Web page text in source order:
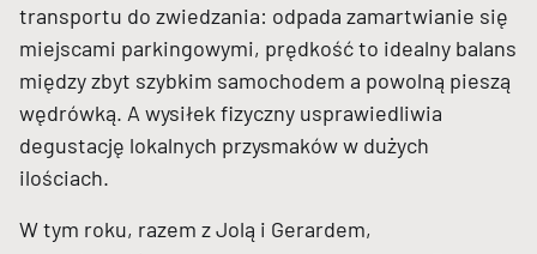
transportu do zwiedzania: odpada zamartwianie się
miejscami parkingowymi, prędkość to idealny balans
między zbyt szybkim samochodem a powolną pieszą
wędrówką. A wysiłek fizyczny usprawiedliwia
degustację lokalnych przysmaków w dużych
ilościach.
W tym roku, razem z Jolą i Gerardem,